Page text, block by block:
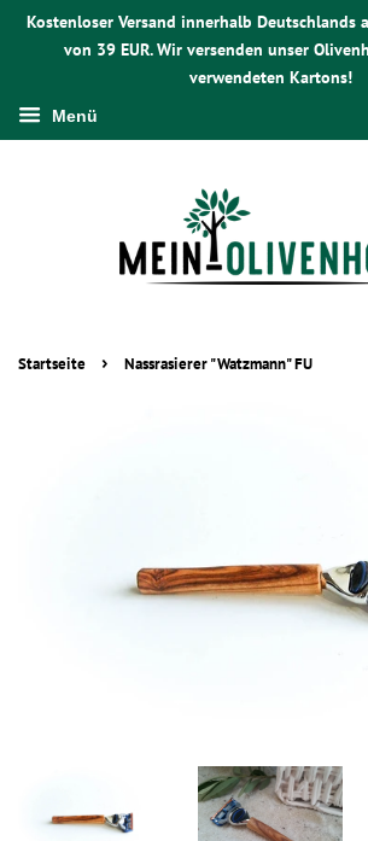
Kostenloser Versand innerhalb Deutschlands
von 39 EUR. Wir versenden unser
verwendeten Kartons!
Menü
Startseite › Nassrasierer "Watzmann" FU